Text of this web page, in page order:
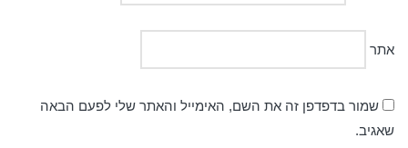
אתר
שמור בדפדפן זה את השם, האימייל והאתר שלי לפעם הבאה
שאגיב.